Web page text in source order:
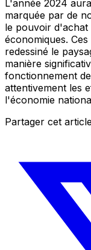
L'année 2024
marquée par de
le pouvoir d'achat
économiques.
redessiné le
manière
fonctionnement
attentivement les
l'économie
Partager cet